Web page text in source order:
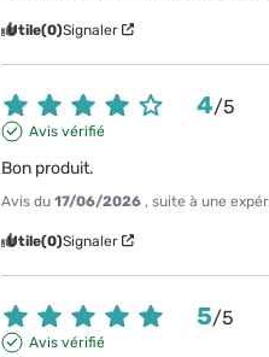
Utile(0)Signaler
4/5
Avis vérifié
Bon produit.
Avis du17/06/2026 , suite à une
Utile(0)Signaler
5/5
Avis vérifié